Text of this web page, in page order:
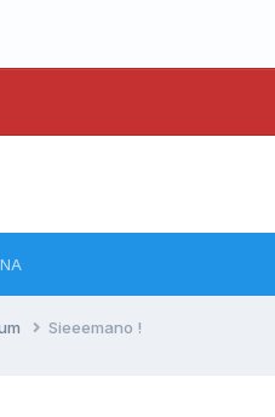
Sieeemano !